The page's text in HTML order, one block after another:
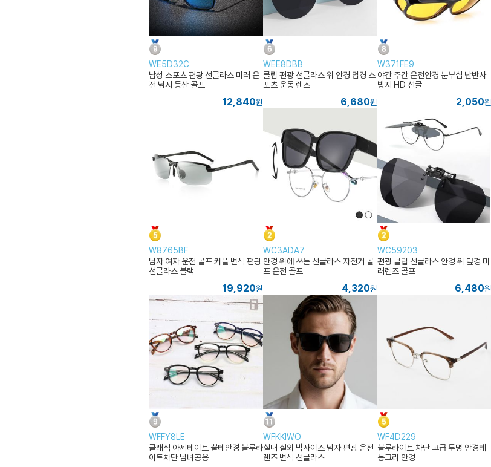
WE5D32C
남성 스포츠 편광 선글라스 미러 운
전 낚시 등산 골프
12,840원
WEE8DBB
클립 편광 선글라스 위 안경 덥경 스
포츠 운동 렌즈
6,680원
W371FE9
야간 주간 운전안경 눈부심 난반사
방지 HD 선글
2,050원
W8765BF
남자 여자 운전 골프 커플 변색 편광
선글라스 블랙
19,920원
WC3ADA7
안경 위에 쓰는 선글라스 자전거 골
프 운전 골프
4,320원
WC59203
편광 클립 선글라스 안경 위 덮경 미
러렌즈 골프
6,480원
WFFY8LE
클래식 아세테이트 뿔테안경 블루라
이트차단 남녀공용
WFKKIWO
실내 실외 빅사이즈 남자 편광 운전
렌즈 변색 선글라스
WF4D229
블루라이트 차단 고급 투명 안경테
동그리 안경